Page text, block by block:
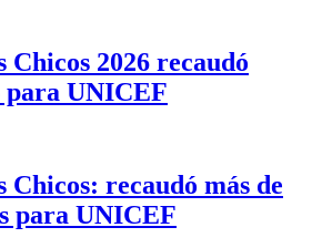
Chicos 2026 recaudó
para UNICEF
Chicos: recaudó más de
para UNICEF